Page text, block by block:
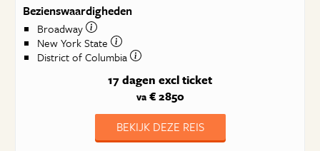
Bezienswaardigheden
Broadway
New York State
District of Columbia
17 dagen excl ticket
va€ 2850
BEKIJK DEZE REIS